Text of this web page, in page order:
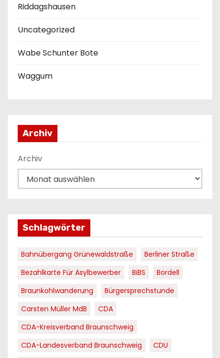
Riddagshausen
Uncategorized
Wabe Schunter Bote
Waggum
Archiv
Archiv
Schlagwörter
Bahnübergang Grünewaldstraße
Berliner Straße
Bezahlkarte Für Asylbewerber
BiBS
Bordell
Braunkohlwanderung
Bürgersprechstunde
Carsten Müller MdB
CDA
CDA-Kreisverband Braunschweig
CDA-Landesverband Braunschweig
CDU